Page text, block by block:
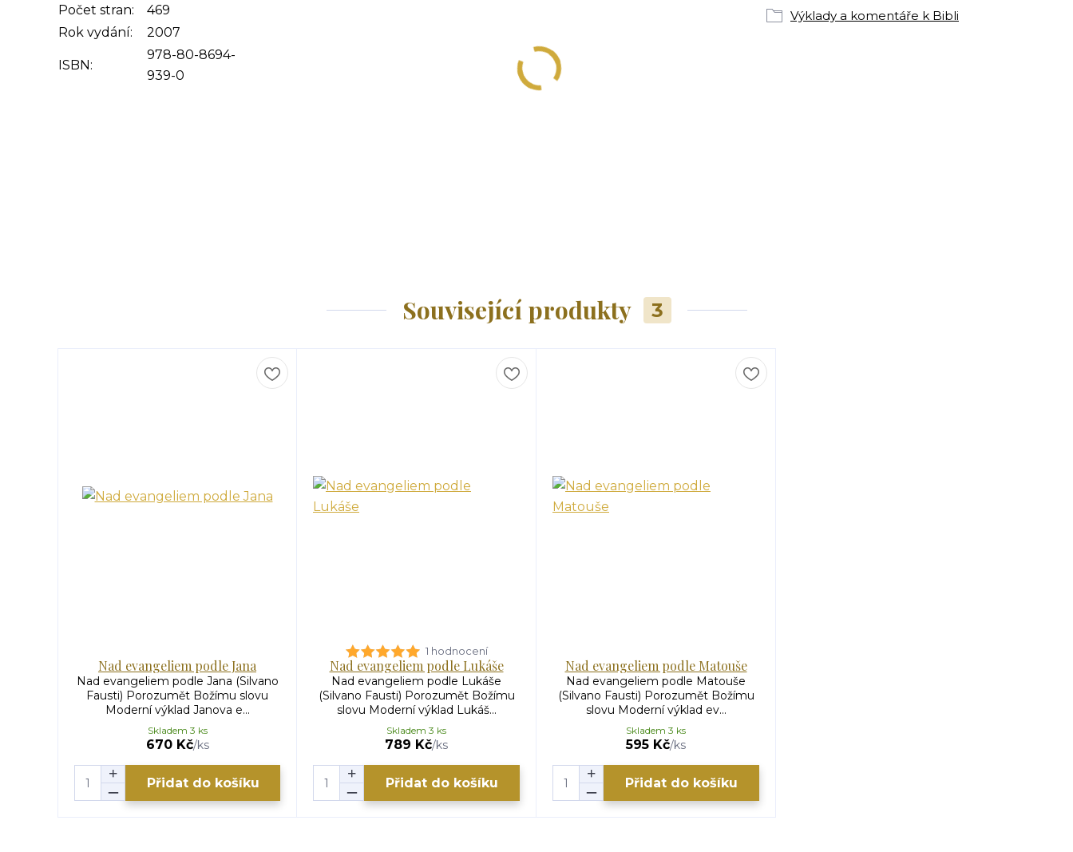
Počet stran:
469
Rok vydání:
2007
ISBN:
978-80-8694-
939-0
Výklady a komentáře k Bibli
Související produkty 3
Nad evangeliem podle Jana
Nad evangeliem podle Jana (Silvano
Fausti) Porozumět Božímu slovu
Moderní výklad Janova e...
670 Kč/ks
Skladem 3 ks
Přidat do košíku
1 hodnocení
Nad evangeliem podle Lukáše
Nad evangeliem podle Lukáše
(Silvano Fausti) Porozumět Božímu
slovu Moderní výklad Lukáš...
789 Kč/ks
Skladem 3 ks
Přidat do košíku
Nad evangeliem podle Matouše
Nad evangeliem podle Matouše
(Silvano Fausti) Porozumět Božímu
slovu Moderní výklad ev...
595 Kč/ks
Skladem 3 ks
Přidat do košíku